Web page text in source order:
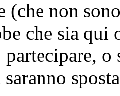
(che non
che sia qui
partecipare,
saranno